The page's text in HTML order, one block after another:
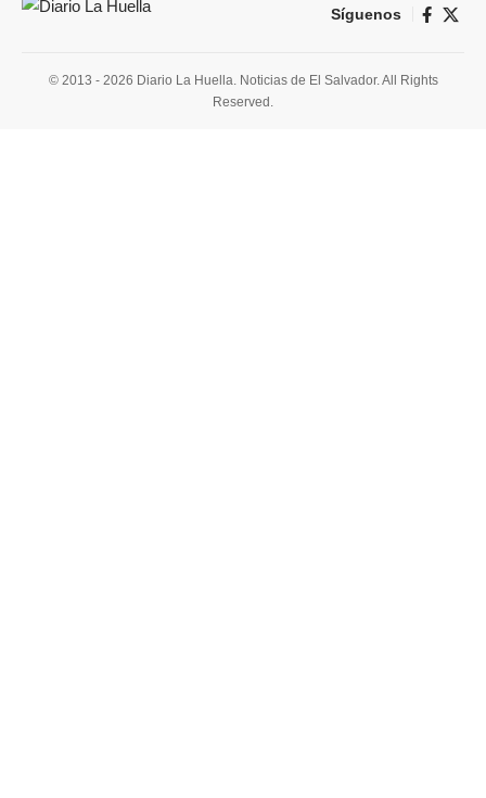
Síguenos
© 2013 - 2026 Diario La Huella. Noticias de El Salvador. All Rights
Reserved.